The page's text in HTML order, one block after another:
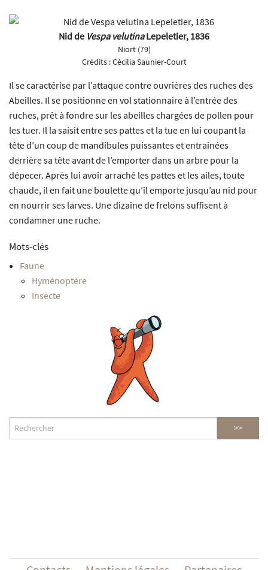
Nid de Vespa velutinaLepeletier, 1836
Niort (79)
Crédits :Cécilia Saunier-Court
Il se caractérise par l’attaque contre ouvrières des ruches des
Abeilles. Il se positionne en vol stationnaire à l’entrée des
ruches, prêt à fondre sur les abeilles chargées de pollen pour
les tuer. Il la saisit entre ses pattes et la tue en lui coupant la
tête d’un coup de mandibules puissantes et entrainées
derrière sa tête avant de l’emporter dans un arbre pour la
dépecer. Après lui avoir arraché les pattes et les ailes, toute
chaude, il en fait une boulette qu’il emporte jusqu’au nid pour
en nourrir ses larves. Une dizaine de frelons suffisent à
condamner une ruche.
Mots-clés
Faune
Hyménoptère
Insecte